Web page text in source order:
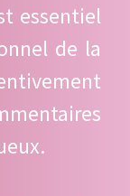
essentiel
de la